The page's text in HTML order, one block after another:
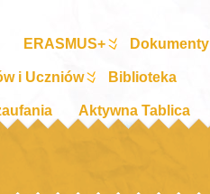
ERASMUS+ Dokumenty
i Uczniów Biblioteka
Aktywna Tablica